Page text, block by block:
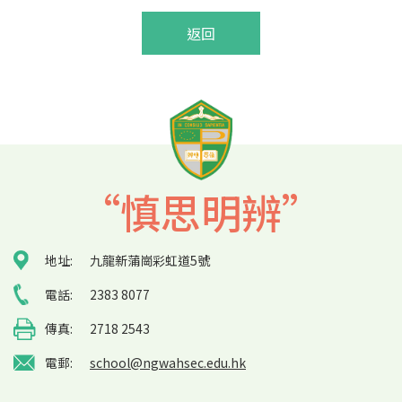
返回
“慎思明辨”
地址:
九龍新蒲崗彩虹道5號
電話:
2383 8077
傳真:
2718 2543
電郵:
school@ngwahsec.edu.hk